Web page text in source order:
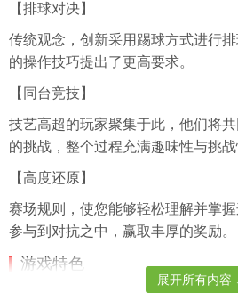
【排球对决】
传统观念，创新采用踢球方式进行
的操作技巧提出了更高要求。
【同台竞技】
技艺高超的玩家聚集于此，他们将
的挑战，整个过程充满趣味性与挑战
【高度还原】
赛场规则，使您能够轻松理解并掌
参与到对抗之中，赢取丰厚的奖励。
游戏特色
展开所有内容